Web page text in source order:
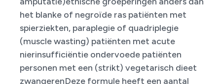
het blanke of negroïde ras patiënten met
spierziekten, paraplegie of quadriplegie
(muscle wasting) patiënten met acute
nierinsufficiëntie ondervoede patiënten
personen met een (strikt) vegetarisch dieet
zwangerenDeze formule heeft een aantal